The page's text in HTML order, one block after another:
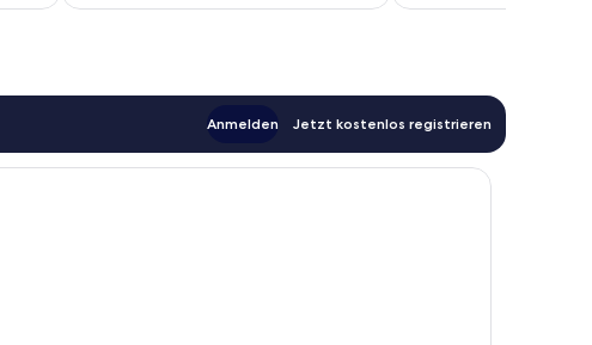
Anmelden Jetzt kostenlos registrieren